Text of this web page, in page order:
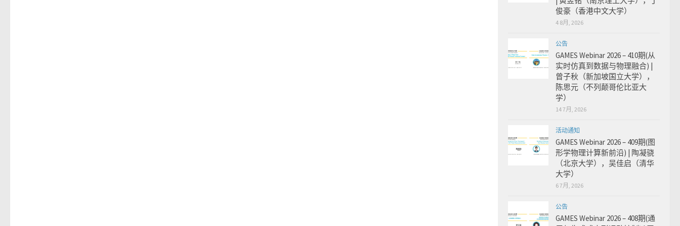
俊豪（香港中文大学）
4 8月, 2026
公告
GAMES Webinar 2026 – 410期(从
实时仿真到数据与物理融合) |
曾子秋（新加坡国立大学），
陈思元（不列颠哥伦比亚大
学）
14 7月, 2026
活动通知
GAMES Webinar 2026 – 409期(图
形学物理计算新前沿) | 陶凝骁
（北京大学），吴佳启（清华
大学）
6 7月, 2026
公告
GAMES Webinar 2026 – 408期(通